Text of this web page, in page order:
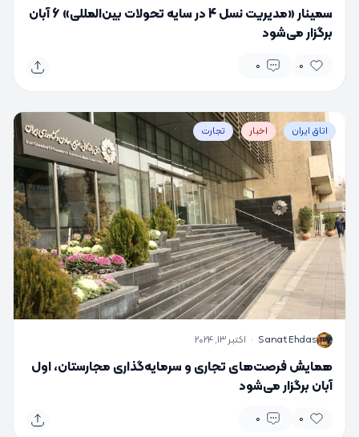
سمینار «مدیریت نسل 4 در سایه تحولات بین‌المللی» 6 آبان
برگزار می‌شود
0
0
اتاق ایران اخبار تجارت
S
Sanat Ehdas
· اکتبر 13, 2024
همایش فرصت‌های تجاری و سرمایه‌گذاری مجارستان، اول
آبان برگزار می‌شود
0
0